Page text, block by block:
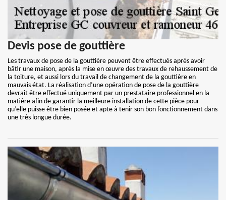
Devis pose de gouttière
Les travaux de pose de la gouttière peuvent être effectués après avoir
bâtir une maison, après la mise en œuvre des travaux de rehaussement de
la toiture, et aussi lors du travail de changement de la gouttière en
mauvais état. La réalisation d’une opération de pose de la gouttière
devrait être effectué uniquement par un prestataire professionnel en la
matière afin de garantir la meilleure installation de cette pièce pour
qu’elle puisse être bien posée et apte à tenir son bon fonctionnement dans
une très longue durée.